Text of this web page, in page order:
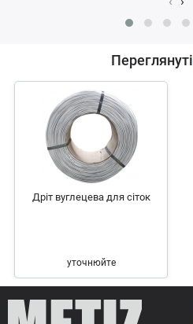
Переглянуті
Дріт вуглецева для сіток
уточнюйте